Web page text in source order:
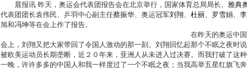
晨报讯 昨天，奥运会代表团报告会在北京举行，国家体育总局局长、 雅典
代表团团长袁伟民、乒羽中心副主任蔡振华 、奥运冠军刘翔 杜丽 罗雪娟
旭和冯坤等在会上作了报告。
在昨天的奥运中国
会上，刘翔又把大家带回了令国人激动的那一刻。刘翔回忆起那个不眠之夜时
被欧美运动员长期垄断，近２０年来，亚洲人从未进入过决赛。而我打破了这
一晚，许许多多的中国人和我一样度过了一个不眠之夜；当我高举五星红旗飞